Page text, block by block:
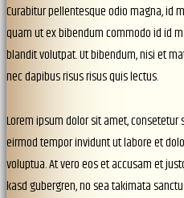
Curabitur pellentesque odio magna, id
quam ut ex bibendum commodo id id
blandit volutpat. Ut bibendum, nisi et
nec dapibus risus risus quis lectus.
Lorem ipsum dolor sit amet,
eirmod tempor invidunt ut labore et
voluptua. At vero eos et accusam et
kasd gubergren, no sea takimata